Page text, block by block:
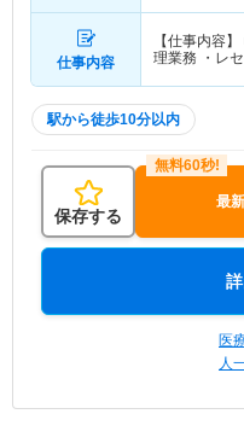
仕事内容
【仕事内容
理業務 ・レ
駅から徒歩10分以内
保存する
最
医
人